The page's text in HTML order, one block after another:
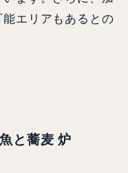
エリアもあるとの
と蕎麦 炉